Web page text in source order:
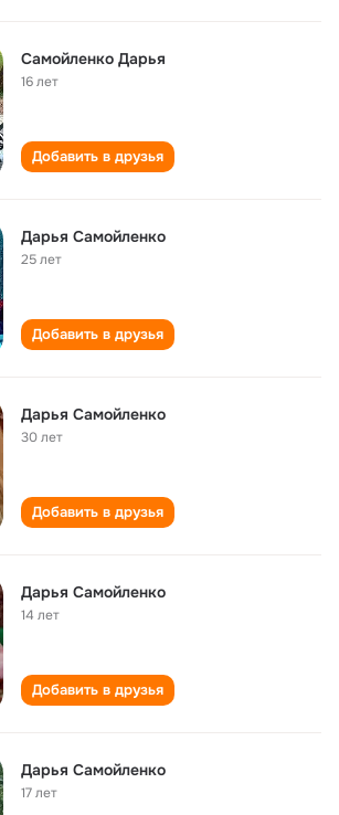
Самойленко Дарья
16 лет
Добавить в друзья
Дарья Самойленко
25 лет
Добавить в друзья
Дарья Самойленко
30 лет
Добавить в друзья
Дарья Самойленко
14 лет
Добавить в друзья
Дарья Самойленко
17 лет